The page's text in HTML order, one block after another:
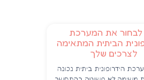
לבחור את המערכת
הביתית המתאימה
לצרכים שלך
הידרופונית ביתית נכונה